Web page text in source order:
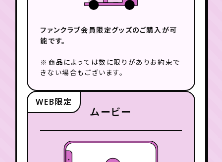
ファンクラブ会員限定グッズのご購入が可
能です。
※商品によっては数に限りがありお約束で
きない場合もございます。
WEB限定
ムービー